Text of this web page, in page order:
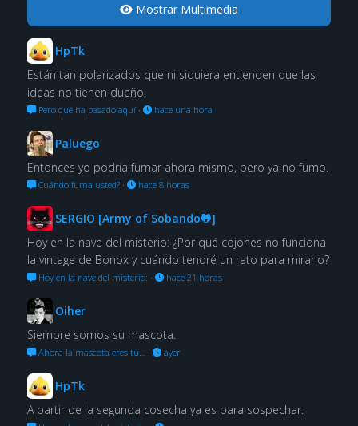
Mostrar Multimedia
HpTk
Están tan polarizados que ni siquiera entienden que las
ideas no tienen dueño.
Pero qué ha pasado aquí· hace una hora
Paluego
Entonces yo podría fumar ahora mismo, pero ya no fumo.
Cuándo fuma usted?· hace 8 horas
SERGIO [Army of Sobando🐸]
Hoy en la nave del misterio: ¿Por qué cojones no funciona
la vintage de Bonox y cuándo tendré un rato para mirarlo?
Hoy en la nave del misterio: · hace 21 horas
Oiher
Siempre somos su mascota.
Ahora la mascota eres tú… · ayer
HpTk
A partir de la segunda cosecha ya es para sospechar.